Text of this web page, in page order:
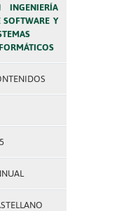
INGENIERÍA
SOFTWARE Y